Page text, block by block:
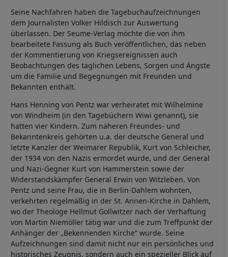
Seine Nachfahren haben die Tagebuchaufzeichnungen
dem Journalisten Volker Hildisch zur Auswertung
überlassen. Der Seume-Verlag möchte die von ihm
bearbeitete Fassung als Buch veröffentlichen, das neben
der Kommentierung von Kriegsereignissen auch
Beobachtungen des täglichen Lebens, Sorgen und Ängste
um die Familie und Begegnungen mit Freunden und
Bekannten enthält.
Hans Henning von Pentz war verheiratet mit Wilhelmine
von Windheim (in den Tagebüchern Wiwi genannt), sie
hatten vier Kindern. Zum näheren Freundes- und
Bekanntenkreis gehörten u.a. der deutsche General und
letzte Kanzler der Weimarer Republik, Kurt von Schleicher,
der 1934 von den Nazis ermordet wurde, und der General
und Nazi-Gegner Kurt von Hammerstein sowie der
Widerstandskämpfer General Erwin von Witzleben. Von
Pentz und seine Frau, die in Berlin-Dahlem wohnten,
verkehrten regelmäßig in der St. Annen-Kirche in Dahlem,
wo der Theologe Hellmut Gollwitzer nach der Verhaftung
von Martin Niemöller tätig war und die zum Treffpunkt der
Anhänger der „Bekennenden Kirche“ wurde. Seine
Aufzeichnungen sind damit nicht nur ein persönliches und
historisches Zeugnis, sondern auch ein spezieller Blick auf